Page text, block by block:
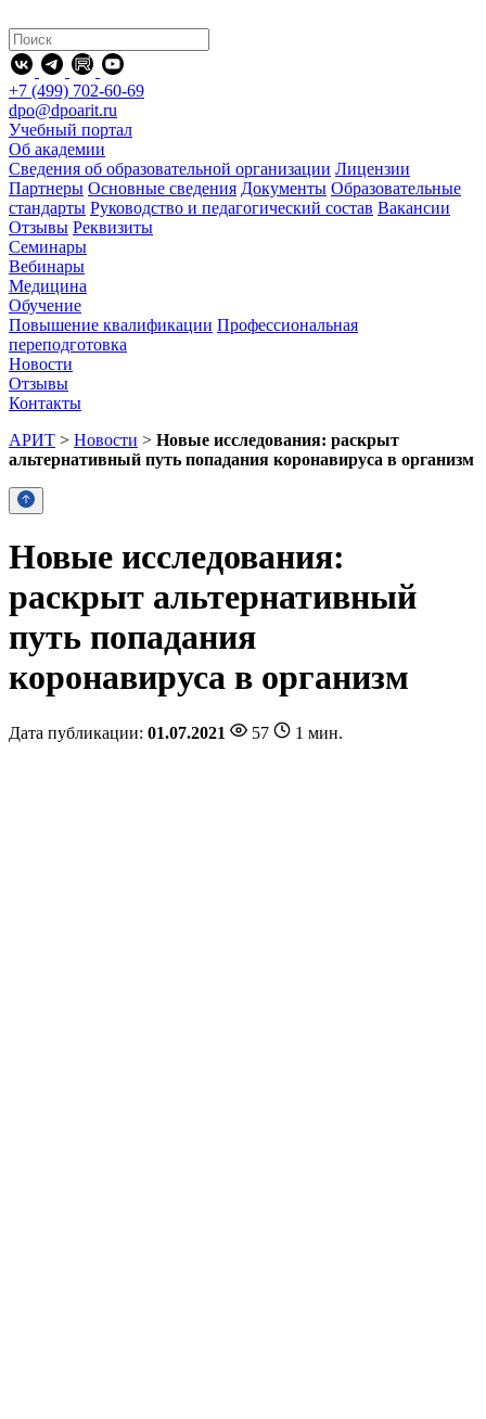
+7 (499) 702-60-69
dpo@dpoarit.ru
Учебный портал
Об академии
Сведения об образовательной организации Лицензии
Партнеры Основные сведения Документы Образовательные
стандарты Руководство и педагогический состав Вакансии
Отзывы Реквизиты
Семинары
Вебинары
Медицина
Обучение
Повышение квалификации Профессиональная
переподготовка
Новости
Отзывы
Контакты
АРИТ > Новости > Новые исследования: раскрыт
альтернативный путь попадания коронавируса в организм
Новые исследования:
раскрыт альтернативный
путь попадания
коронавируса в организм
Дата публикации: 01.07.2021 57 1 мин.